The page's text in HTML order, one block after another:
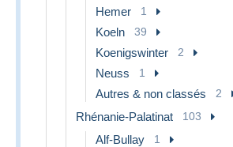
Hemer 1
Koeln 39
Koenigswinter 2
Neuss 1
Autres & non classés 2
Rhénanie-Palatinat 103
Alf-Bullay 1